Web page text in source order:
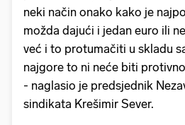
neki način onako kako je
možda dajući i jedan euro ili
već i to protumačiti u skladu
najgore to ni neće biti
- naglasio je predsjednik
sindikata Krešimir Sever.